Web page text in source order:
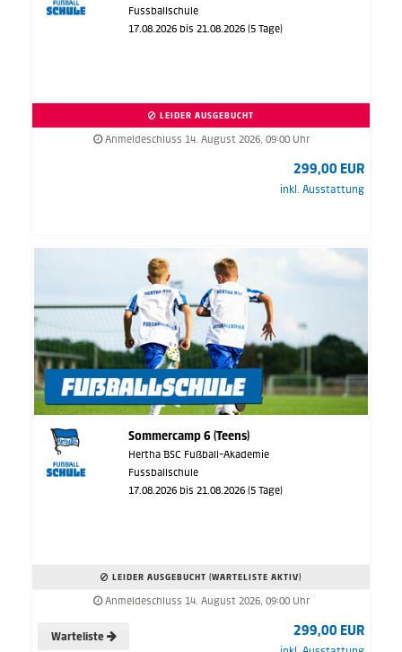
Fussballschule
17.08.2026 bis 21.08.2026 (5 Tage)
LEIDER AUSGEBUCHT
Anmeldeschluss 14. August 2026, 09:00 Uhr
299,00 EUR
inkl. Ausstattung
Sommercamp 6 (Teens)
Hertha BSC Fußball-Akademie
Fussballschule
17.08.2026 bis 21.08.2026 (5 Tage)
LEIDER AUSGEBUCHT (WARTELISTE AKTIV)
Anmeldeschluss 14. August 2026, 09:00 Uhr
Warteliste 299,00 EUR